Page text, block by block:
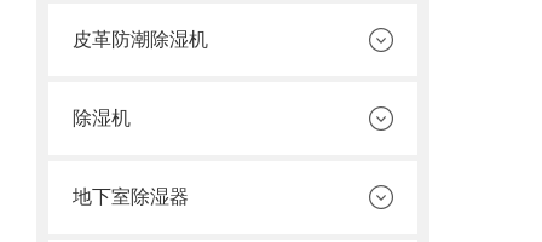
皮革防潮除湿机
除湿机
地下室除湿器